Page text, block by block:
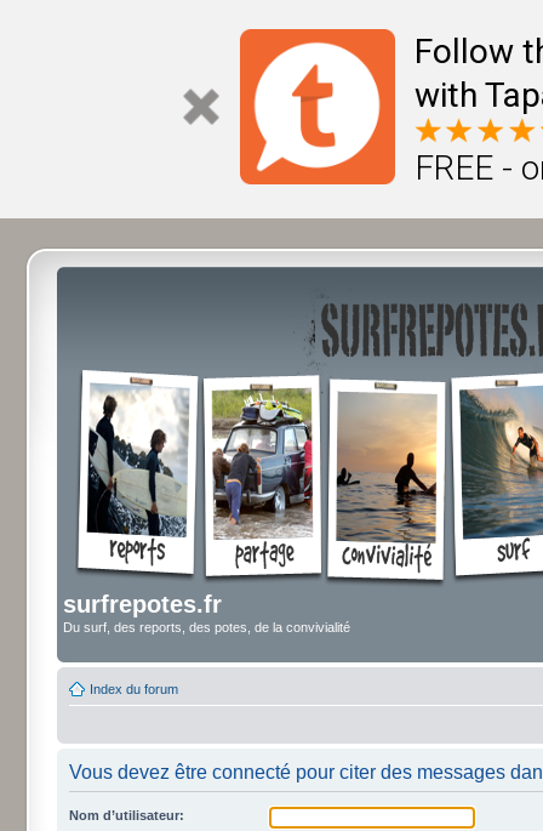
Follow
with
FREE -
surfrepotes.fr
Du surf, des reports, des potes, de la convivialité
Index du forum
Vous devez être connecté pour citer des messages
Nom d’utilisateur: